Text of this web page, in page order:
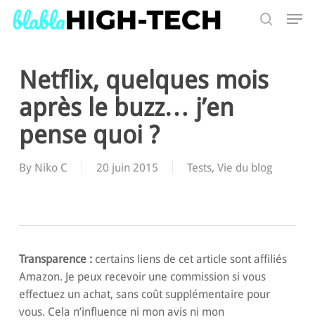
Skip
Netflix, quelques mois
après le buzz… j’en
pense quoi ?
By Niko C 20 juin 2015 Tests, Vie du blog
Transparence :certains liens de cet article sont affiliés
Amazon. Je peux recevoir une commission si vous
effectuez un achat, sans coût supplémentaire pour
vous. Cela n’influence ni mon avis ni mon